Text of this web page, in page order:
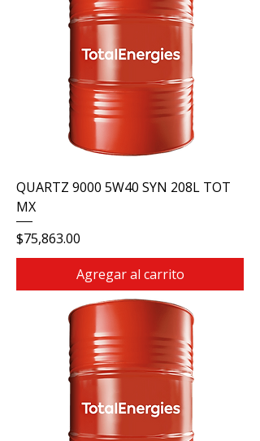
QUARTZ 9000 5W40 SYN 208L TOT
MX
Precio
$75,863.00
Agregar al carrito